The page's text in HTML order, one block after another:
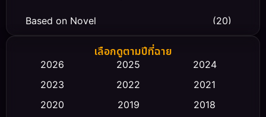
Based on Novel (20)
Biography ชีวิตจริง
Classic หนังคลาสสิก (23)
เลือกดูตามปีที่ฉาย
2026 2025
2024
2023
2022
2021
2020
2019
2018